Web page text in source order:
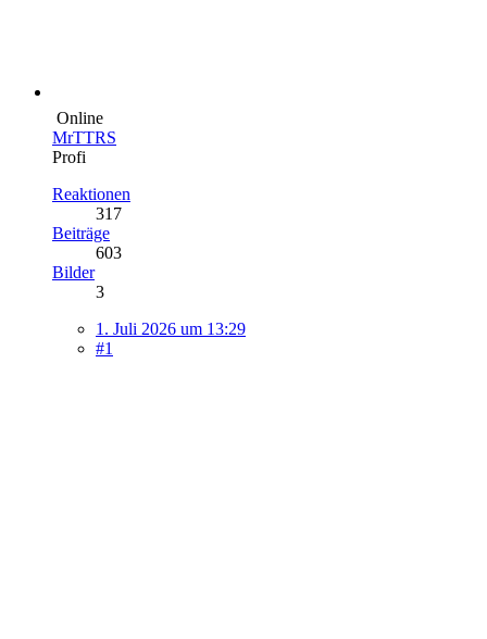
Online
MrTTRS
Profi
Reaktionen
317
Beiträge
603
Bilder
3
1. Juli 2026 um 13:29
#1